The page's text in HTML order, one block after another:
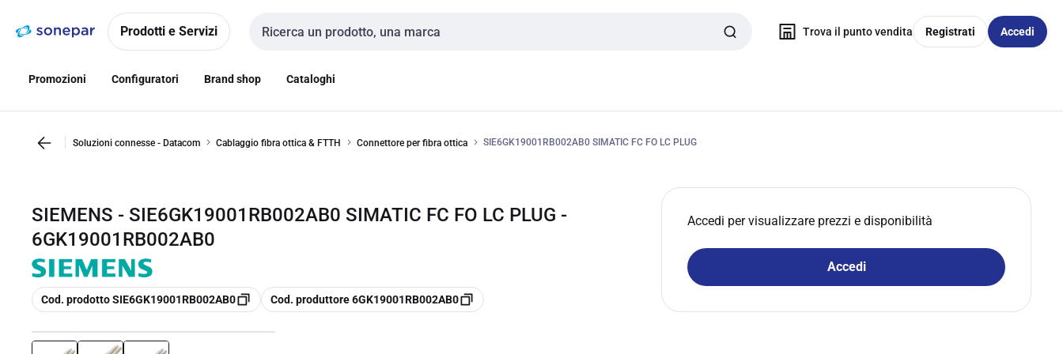
navigazionealla
Prodotti e Servizi
Cerca input
Trova il punto vendita Registrati Accedi
Promozioni Configuratori Brand shop Cataloghi
Soluzioni connesse - Datacom Cablaggio fibra ottica & FTTH Connettore per fibra ottica SIE6GK19001RB002AB0 SIMATIC FC FO LC PLUG
SIEMENS - SIE6GK19001RB002AB0 SIMATIC FC FO LC PLUG -
6GK19001RB002AB0
copia
Cod. prodotto SIE6GK19001RB002AB0 copia
Cod. produttore 6GK19001RB002AB0
Accedi per visualizzare prezzi e disponibilità
Accedi